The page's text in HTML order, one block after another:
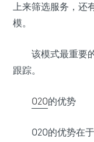
上来筛选服务，还
模。
该模式最重要
跟踪。
O2O的优势
O2O的优势在